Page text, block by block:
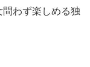
わず楽しめる独